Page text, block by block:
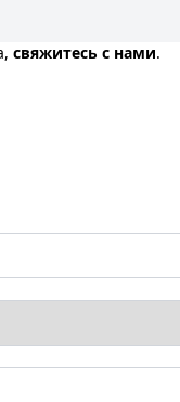
свяжитесь с нами.